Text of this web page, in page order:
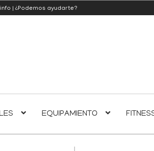
|¿Podemos ayudarte?
EQUIPAMIENTO